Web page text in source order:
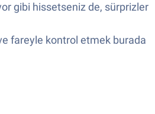
gibi hissetseniz de, sürprizler
fareyle kontrol etmek burada